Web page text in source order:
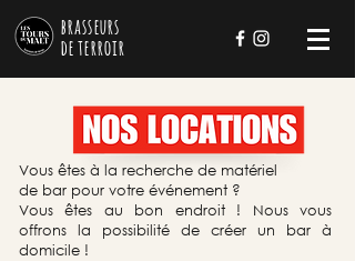
brasseurs
deterroir
Vous êtes à la recherche de matériel
de bar pour votre événement ?
Vous êtes au bon endroit ! Nous vous
offrons la possibilité de créer un bar à
domicile !